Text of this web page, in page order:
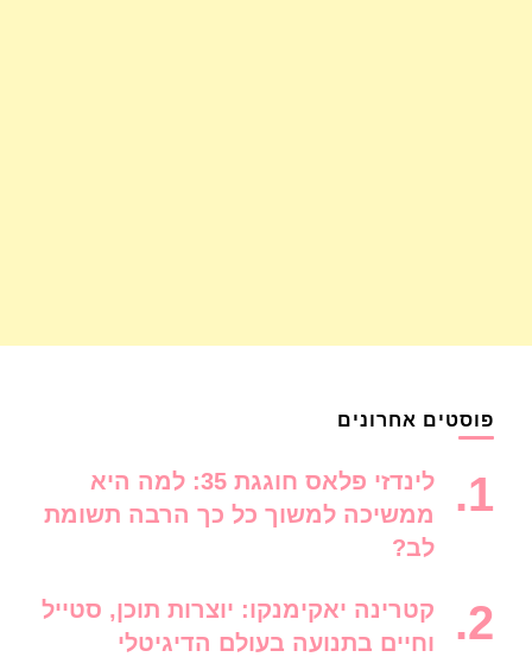
פוסטים אחרונים
לינדזי פלאס חוגגת 35: למה היא
ממשיכה למשוך כל כך הרבה תשומת
לב?
קטרינה יאקימנקו: יוצרות תוכן, סטייל
וחיים בתנועה בעולם הדיגיטלי